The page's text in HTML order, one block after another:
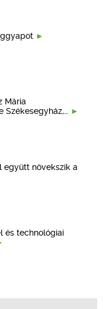
Mária
Székesegyház,…
együtt növekszik a
és technológiai